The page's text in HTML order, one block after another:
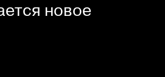
новое